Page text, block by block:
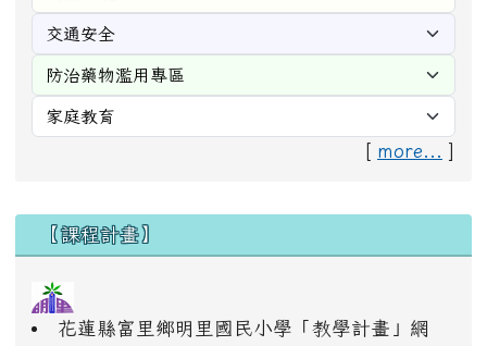
[ more...
右邊區域內容
【課程計畫】
花蓮縣富里鄉明里國民小學「教學計畫」網